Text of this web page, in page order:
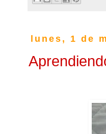
lunes, 1 de